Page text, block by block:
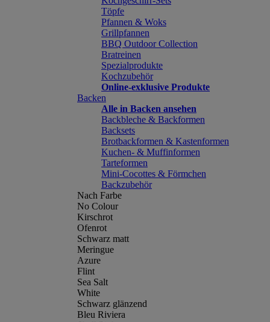
Töpfe
Pfannen & Woks
Grillpfannen
BBQ Outdoor Collection
Bratreinen
Spezialprodukte
Kochzubehör
Online-exklusive Produkte
Backen
Alle in Backen ansehen
Backbleche & Backformen
Backsets
Brotbackformen & Kastenformen
Kuchen- & Muffinformen
Tarteformen
Mini-Cocottes & Förmchen
Backzubehör
Nach Farbe
No Colour
Kirschrot
Ofenrot
Schwarz matt
Meringue
Azure
Flint
Sea Salt
White
Schwarz glänzend
Bleu Riviera